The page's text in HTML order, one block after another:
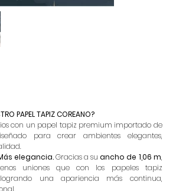
PAPEL TAPIZ COREANO?
con un papel tapiz premium importado de
para crear ambientes elegantes,
elegancia.Gracias a suancho de 1,06 m,
uniones que con los papeles tapiz
logrando una apariencia más continua,